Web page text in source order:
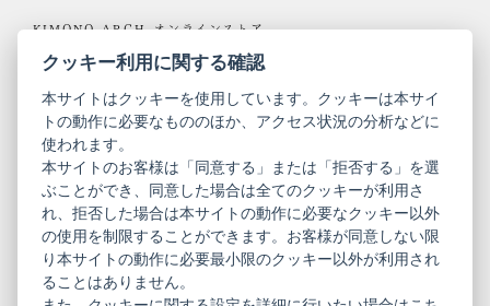
KIMONO ARCH オンラインストア
Y. & SONS オンラインストア
コーポレート
サイト
きものやまと
振袖
サイト
ニュースレター
ご利用案内
お問い合わせ
プライバシーポリシー
特定商取引法に基づく表記
クッキー利用に関する確認
本サイトはクッキーを使用しています。クッキーは本サイ
トの動作に必要なもののほか、アクセス状況の分析などに
使われます。
本サイトのお客様は「同意する」または「拒否する」を選
ぶことができ、同意した場合は全てのクッキーが利用さ
れ、拒否した場合は本サイトの動作に必要なクッキー以外
の使用を制限することができます。お客様が同意しない限
り本サイトの動作に必要最小限のクッキー以外が利用され
ることはありません。